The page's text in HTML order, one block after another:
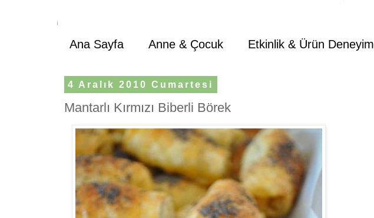
Ana Sayfa Anne & Çocuk Etkinlik & Ürün Deneyim
4 Aralık 2010 Cumartesi
Mantarlı Kırmızı Biberli Börek